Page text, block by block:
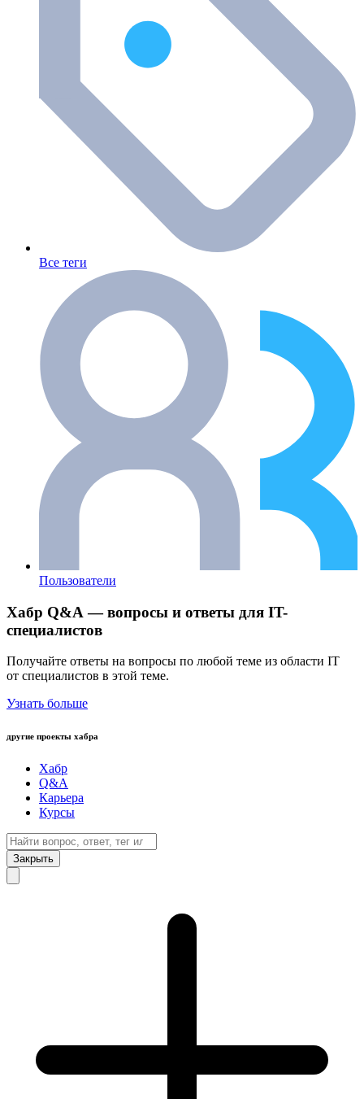
Все теги
Пользователи
Хабр Q&A — вопросы и ответы для IT-
специалистов
Получайте ответы на вопросы по любой теме из области IT
от специалистов в этой теме.
Узнать больше
другие проекты хабра
Хабр
Q&A
Карьера
Курсы
Закрыть